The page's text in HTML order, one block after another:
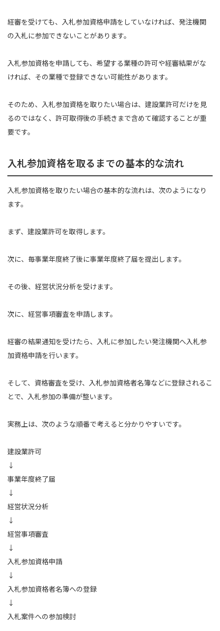
経審を受けても、入札参加資格申請をしていなければ、発注機関
の入札に参加できないことがあります。
入札参加資格を申請しても、希望する業種の許可や経審結果がな
ければ、その業種で登録できない可能性があります。
そのため、入札参加資格を取りたい場合は、建設業許可だけを見
るのではなく、許可取得後の手続きまで含めて確認することが重
要です。
入札参加資格を取るまでの基本的な流れ
入札参加資格を取りたい場合の基本的な流れは、次のようになり
ます。
まず、建設業許可を取得します。
次に、毎事業年度終了後に事業年度終了届を提出します。
その後、経営状況分析を受けます。
次に、経営事項審査を申請します。
経審の結果通知を受けたら、入札に参加したい発注機関へ入札参
加資格申請を行います。
そして、資格審査を受け、入札参加資格者名簿などに登録されるこ
とで、入札参加の準備が整います。
実務上は、次のような順番で考えると分かりやすいです。
建設業許可
↓
事業年度終了届
↓
経営状況分析
↓
経営事項審査
↓
入札参加資格申請
↓
入札参加資格者名簿への登録
↓
入札案件への参加検討